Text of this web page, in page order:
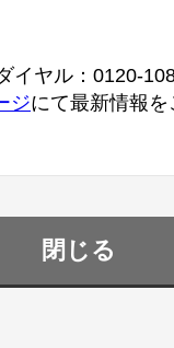
ヤル：0120-
ジにて最新情報を
閉じる